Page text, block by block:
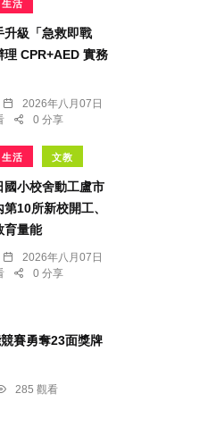
生活
升級「急救即戰
理 CPR+AED 實務
2026年八月07日
0 分享
生活 文教
國小校舍動工盧市
10所新校開工、
育量能
2026年八月07日
0 分享
賽勇奪23面獎牌
285 觀看